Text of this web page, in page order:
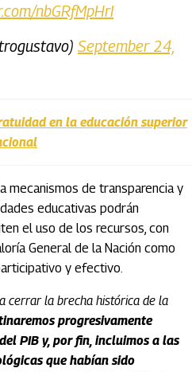
nbGRfMpHrI
September 24,
en la educación superior
mecanismos de transparencia y
educativas podrán
el uso de los recursos, con
General de la Nación como
y efectivo.
cerrar la brecha histórica de la
progresivamente
PIB y, por fin, incluimos a las
que habían sido